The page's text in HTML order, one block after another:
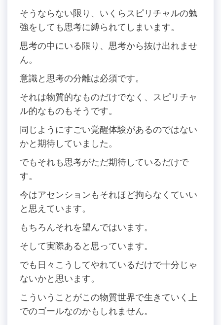
そうならない限り、いくらスピリチャルの勉
強をしても思考に縛られてしまいます。
思考の中にいる限り、思考から抜け出れませ
ん。
意識と思考の分離は必須です。
それは物質的なものだけでなく、スピリチャ
ル的なものもそうです。
同じようにすごい覚醒体験があるのではない
かと期待していました。
でもそれも思考がただ期待しているだけで
す。
今はアセンションもそれほど拘らなくていい
と思えています。
もちろんそれを望んではいます。
そして実際あると思っています。
でも日々こうしてやれているだけで十分じゃ
ないかと思います。
こういうことがこの物質世界で生きていく上
でのゴールなのかもしれません。